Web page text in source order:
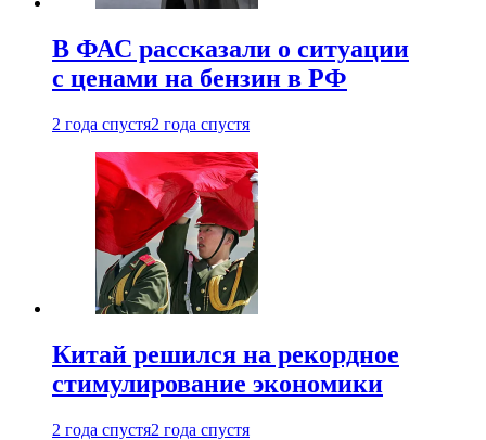
В ФАС рассказали о ситуации
с ценами на бензин в РФ
2 года спустя2 года спустя
Китай решился на рекордное
стимулирование экономики
2 года спустя2 года спустя